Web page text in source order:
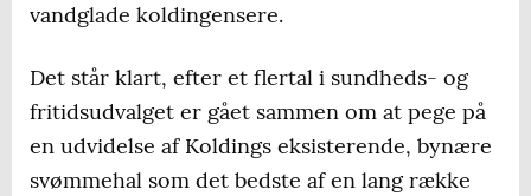
vandglade koldingensere.
Det står klart, efter et flertal i sundheds- og
fritidsudvalget er gået sammen om at pege på
en udvidelse af Koldings eksisterende, bynære
svømmehal som det bedste af en lang række